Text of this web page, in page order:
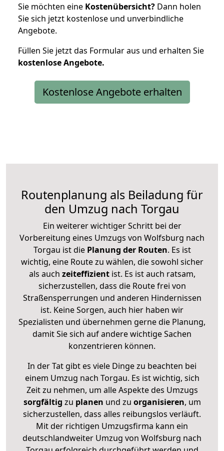
Sie möchten eine Kostenübersicht? Dann holen
Sie sich jetzt kostenlose und unverbindliche
Angebote.
Füllen Sie jetzt das Formular aus und erhalten Sie
kostenloseAngebote.
Kostenlose Angebote erhalten
Routenplanung als Beiladung für
den Umzug nach Torgau
Ein weiterer wichtiger Schritt bei der
Vorbereitung eines Umzugs von Wolfsburg nach
Torgau ist diePlanung der Routen. Es ist
wichtig, eine Route zu wählen, die sowohl sicher
als auch zeiteffizientist. Es ist auch ratsam,
sicherzustellen, dass die Route frei von
Straßensperrungen und anderen Hindernissen
ist. Keine Sorgen, auch hier haben wir
Spezialisten und übernehmen gerne die Planung,
damit Sie sich auf andere wichtige Sachen
konzentrieren können.
In der Tat gibt es viele Dinge zu beachten bei
einem Umzug nach Torgau. Es ist wichtig, sich
Zeit zu nehmen, um alle Aspekte des Umzugs
sorgfältig zu planen und zu organisieren, um
sicherzustellen, dass alles reibungslos verläuft.
Mit der richtigen Umzugsfirma kann ein
deutschlandweiter Umzug von Wolfsburg nach